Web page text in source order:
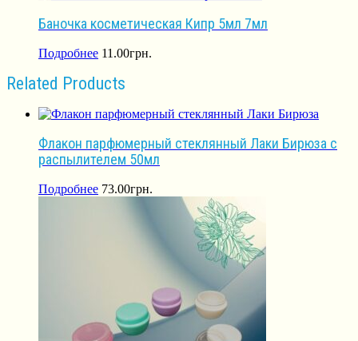
Баночка косметическая Кипр 5мл 7мл
Подробнее 11.00грн.
Related Products
Флакон парфюмерный стеклянный Лаки Бирюза с
распылителем 50мл
Подробнее 73.00грн.